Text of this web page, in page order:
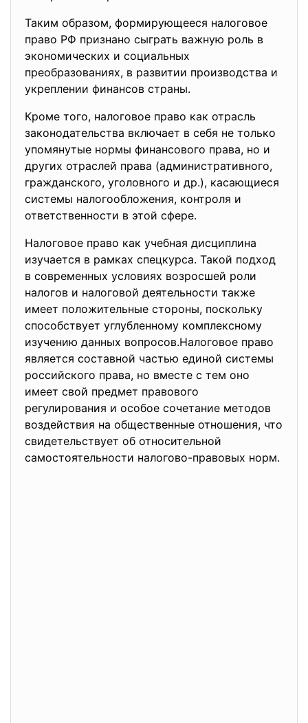
Таким образом, формирующееся налоговое
право РФ признано сыграть важную роль в
экономических и социальных
преобразованиях, в развитии производства и
укреплении финансов страны.
Кроме того, налоговое право как отрасль
законодательства включает в себя не только
упомянутые нормы финансового права, но и
других отраслей права (административного,
гражданского, уголовного и др.), касающиеся
системы налогообложения, контроля и
ответственности в этой сфере.
Налоговое право как учебная дисциплина
изучается в рамках спецкурса. Такой подход
в современных условиях возросшей роли
налогов и налоговой деятельности также
имеет положительные стороны, поскольку
способствует углубленному комплексному
изучению данных вопросов.Налоговое право
является составной частью единой системы
российского права, но вместе с тем оно
имеет свой предмет правового
регулирования и особое сочетание методов
воздействия на общественные отношения, что
свидетельствует об относительной
самостоятельности налогово-правовых норм.